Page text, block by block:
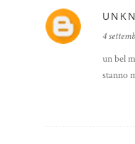
4
un bel
stanno